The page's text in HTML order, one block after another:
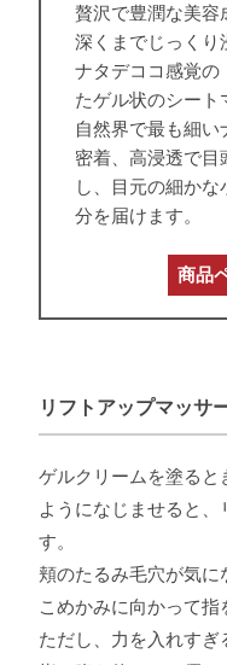
贅沢で豊潤な美容
深くまでじっくり
ナタデココ感覚の
たゲル状のシート
自然界で最も細
密着、高浸透で
し、目元の細か
分を届けます。
商品
リフトアップマッサ
ゲルクリームを塗ると
ようになじませると
す。
頬のたるみ毛穴が気に
こめかみに向かって指
ただし、力を入れすぎ